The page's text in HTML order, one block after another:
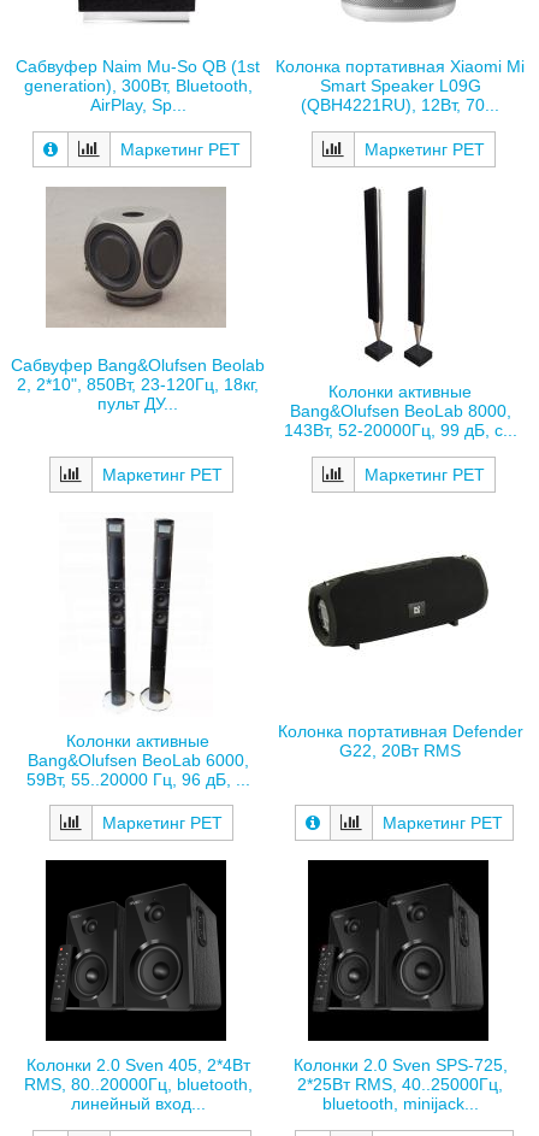
Сабвуфер Naim Mu-So QB (1st
generation), 300Вт, Bluetooth,
AirPlay, Sp...
Маркетинг РЕТ
Колонка портативная Xiaomi Mi
Smart Speaker L09G
(QBH4221RU), 12Вт, 70...
Маркетинг РЕТ
Сабвуфер Bang&Olufsen Beolab
2, 2*10", 850Вт, 23-120Гц, 18кг,
пульт ДУ...
Маркетинг РЕТ
Колонки активные
Bang&Olufsen BeoLab 8000,
143Вт, 52-20000Гц, 99 дБ, с...
Маркетинг РЕТ
Колонки активные
Bang&Olufsen BeoLab 6000,
59Вт, 55..20000 Гц, 96 дБ, ...
Маркетинг РЕТ
Колонка портативная Defender
G22, 20Вт RMS
Маркетинг РЕТ
Колонки 2.0 Sven 405, 2*4Вт
RMS, 80..20000Гц, bluetooth,
линейный вход...
Колонки 2.0 Sven SPS-725,
2*25Вт RMS, 40..25000Гц,
bluetooth, minijack...